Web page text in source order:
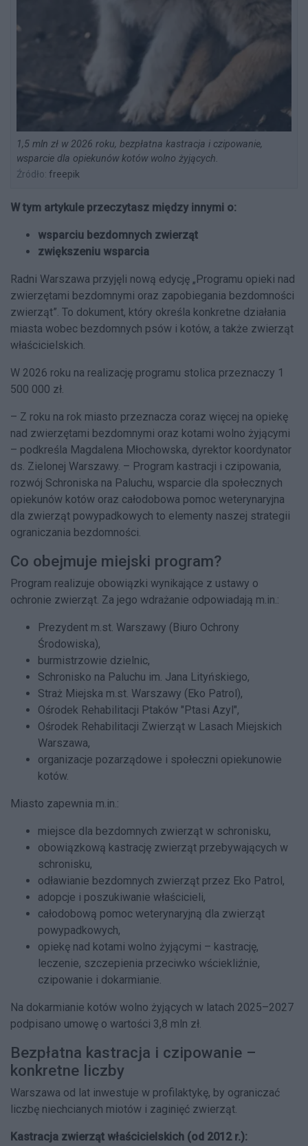
1,5 mln zł w 2026 roku, bezpłatna kastracja i czipowanie,
wsparcie dla opiekunów kotów wolno żyjących.
Źródło: freepik
W tym artykule przeczytasz między innymi o:
wsparciu bezdomnych zwierząt
zwiększeniu wsparcia
Radni Warszawa przyjęli nową edycję „Programu opieki nad
zwierzętami bezdomnymi oraz zapobiegania bezdomności
zwierząt”. To dokument, który określa konkretne działania
miasta wobec bezdomnych psów i kotów, a także zwierząt
właścicielskich.
W 2026 roku na realizację programu stolica przeznaczy 1
500 000 zł.
– Z roku na rok miasto przeznacza coraz więcej na opiekę
nad zwierzętami bezdomnymi oraz kotami wolno żyjącymi
– podkreśla Magdalena Młochowska, dyrektor koordynator
ds. Zielonej Warszawy. – Program kastracji i czipowania,
rozwój Schroniska na Paluchu, wsparcie dla społecznych
opiekunów kotów oraz całodobowa pomoc weterynaryjna
dla zwierząt powypadkowych to elementy naszej strategii
ograniczania bezdomności.
Co obejmuje miejski program?
Program realizuje obowiązki wynikające z ustawy o
ochronie zwierząt. Za jego wdrażanie odpowiadają m.in.:
Prezydent m.st. Warszawy (Biuro Ochrony
Środowiska),
burmistrzowie dzielnic,
Schronisko na Paluchu im. Jana Lityńskiego,
Straż Miejska m.st. Warszawy (Eko Patrol),
Ośrodek Rehabilitacji Ptaków "Ptasi Azyl",
Ośrodek Rehabilitacji Zwierząt w Lasach Miejskich
Warszawa,
organizacje pozarządowe i społeczni opiekunowie
kotów.
Miasto zapewnia m.in.:
miejsce dla bezdomnych zwierząt w schronisku,
obowiązkową kastrację zwierząt przebywających w
schronisku,
odławianie bezdomnych zwierząt przez Eko Patrol,
adopcje i poszukiwanie właścicieli,
całodobową pomoc weterynaryjną dla zwierząt
powypadkowych,
opiekę nad kotami wolno żyjącymi – kastrację,
leczenie, szczepienia przeciwko wściekliźnie,
czipowanie i dokarmianie.
Na dokarmianie kotów wolno żyjących w latach 2025–2027
podpisano umowę o wartości 3,8 mln zł.
Bezpłatna kastracja i czipowanie –
konkretne liczby
Warszawa od lat inwestuje w profilaktykę, by ograniczać
liczbę niechcianych miotów i zaginięć zwierząt.
Kastracja zwierząt właścicielskich (od 2012 r.):